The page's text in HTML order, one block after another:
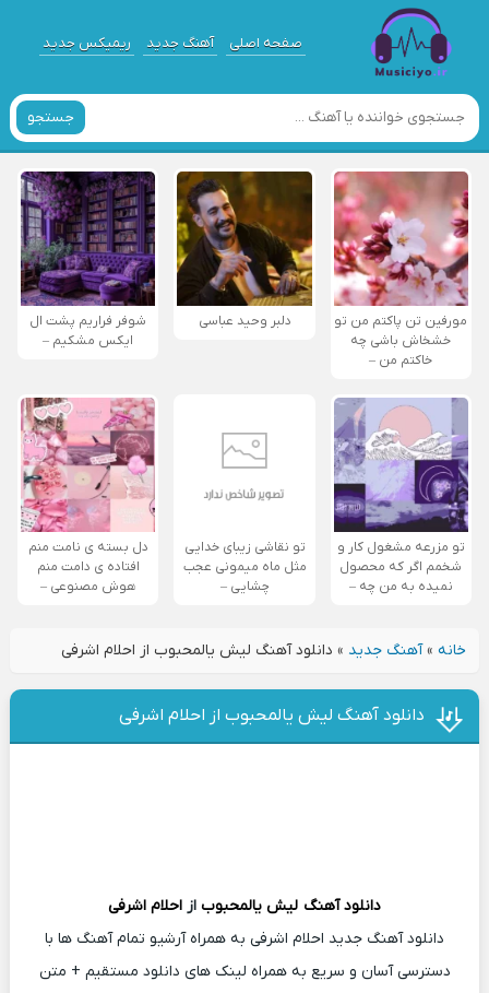
صفحه اصلی آهنگ جدید ریمیکس جدید
جستجو
مورفین تن پاکتم من تو
خشخاش باشی چه
خاکتم من –
دلبر وحید عباسی
شوفر فراریم پشت ال
ایکس مشکیم –
تو مزرعه مشغول کار و
شخمم اگر که محصول
نمیده به من چه –
تو نقاشی زیبای خدایی
مثل ماه میمونی عجب
چشایی –
دل بسته ی نامت منم
افتاده ی دامت منم
هوش مصنوعی –
خانه»آهنگ جدید » دانلود آهنگ ليش يالمحبوب از احلام اشرفی
دانلود آهنگ ليش يالمحبوب از احلام اشرفی
دانلود آهنگ ليش يالمحبوب از احلام اشرفی
دانلود آهنگ جدید احلام اشرفی به همراه آرشیو تمام آهنگ ها با
دسترسی آسان و سریع به همراه لینک های دانلود مستقیم + متن